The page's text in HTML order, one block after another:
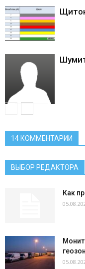
14 КОММЕНТАРИИ
ВЫБОР РЕДАКТОРА
Как